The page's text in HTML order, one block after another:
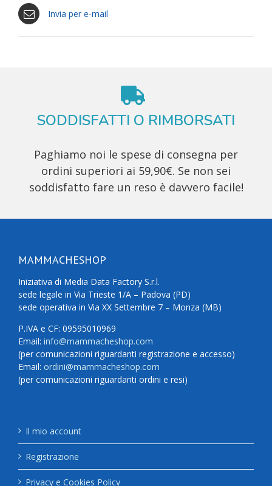
Invia per e-mail
SODDISFATTI O RIMBORSATI
Paghiamo noi le spese di consegna per
ordini superiori ai 59,90€. Se non sei
soddisfatto fare un reso è davvero facile!
MAMMACHESHOP
Iniziativa di Media Data Factory S.r.l.
sede legale in Via Trieste 1/A – Padova (PD)
sede operativa in Via XX Settembre 7 – Monza (MB)
P.IVA e CF: 09595010969
Email: info@mammacheshop.com
(per comunicazioni riguardanti registrazione e accesso)
Email: ordini@mammacheshop.com
(per comunicazioni riguardanti ordini e resi)
Il mio account
Registrazione
Privacy e Cookies Policy